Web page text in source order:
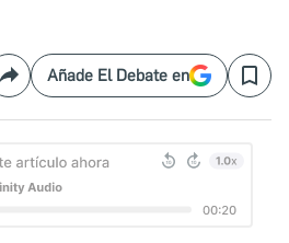
CompartirAñade El Debate en Save